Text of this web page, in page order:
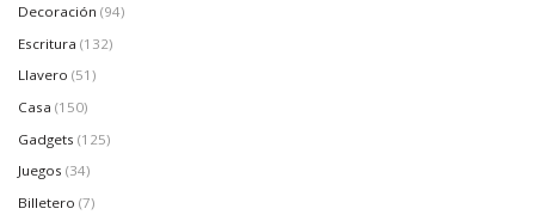
Decoración (94)
Escritura (132)
Llavero (51)
Casa (150)
Gadgets (125)
Juegos (34)
Billetero (7)